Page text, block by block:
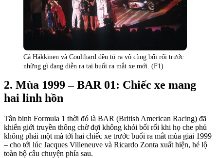
Cả Häkkinen và Coulthard đều tỏ ra vô cùng bối rối trước
những gì đang diễn ra tại buổi ra mắt xe mới. (F1)
Mùa 1999 – BAR 01: Chiếc xe mang
hai linh hồn
Tân binh Formula 1 thời đó là BAR (British American Racing) đã
khiến giới truyền thông chờ đợi không khỏi bối rối khi họ che phủ
không phải một mà tới hai chiếc xe trước buổi ra mắt mùa giải 1999
– cho tới lúc Jacques Villeneuve và Ricardo Zonta xuất hiện, hé lộ
toàn bộ câu chuyện phía sau.